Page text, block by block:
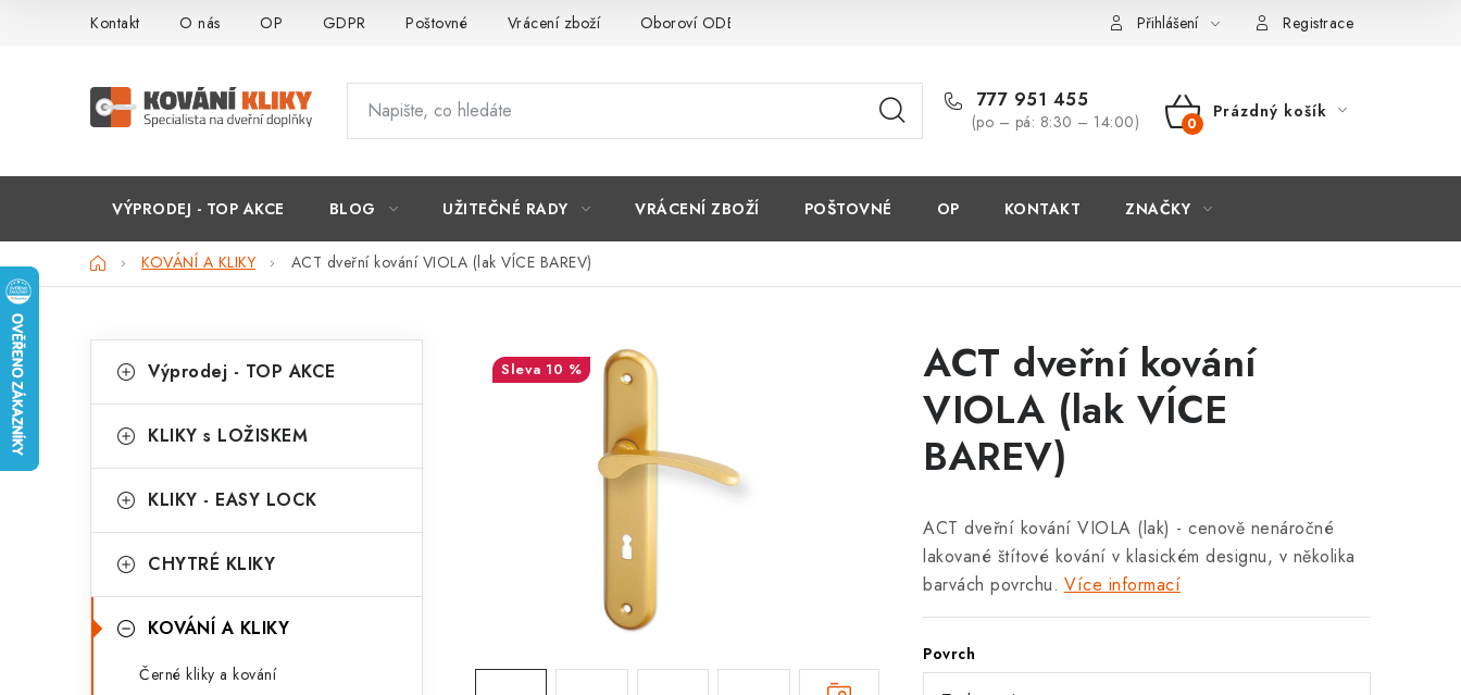
Kontakt O nás OP GDPR Poštovné Vrácení zboží Oboroví ODBORNÍCI Přihlášení Registrace
777 951 455
(po – pá: 8:30 – 14:00)
NÁKUPNÍ
Prázdný košík
VÝPRODEJ - TOP AKCE BLOG UŽITEČNÉ RADY VRÁCENÍ ZBOŽÍ POŠTOVNÉ OP KONTAKT ZNAČKY
DomůKOVÁNÍ A KLIKY ACT dveřní kování VIOLA (lak VÍCE BAREV)
o
t
r
n
n
kategorie
a
e
o
i
e
Výprodej - TOP AKCE
KLIKY s LOŽISKEM
KLIKY - EASY LOCK
CHYTRÉ KLIKY
KOVÁNÍ A KLIKY
Černé kliky a kování
ACT dveřní kování
VIOLA (lak VÍCE
BAREV)
ACT dveřní kování VIOLA (lak) - cenově nenáročné
lakované štítové kování v klasickém designu, v několika
barvách povrchu. Více informací
Povrch
10 %